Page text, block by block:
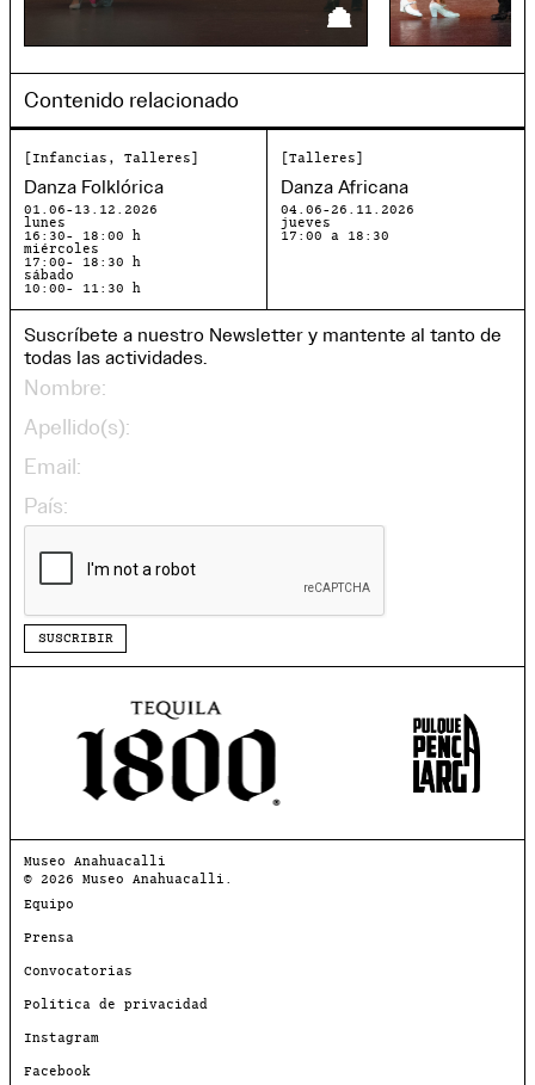
Contenido relacionado
Infancias, Talleres
Danza Folklórica
01.06-13.12.2026
lunes
16:30- 18:00 h
miércoles
17:00- 18:30 h
sábado
10:00- 11:30 h
Talleres
Danza Africana
04.06-26.11.2026
jueves
17:00 a 18:30
Suscríbete a nuestro Newsletter y mantente al tanto de
todas las actividades.
SUSCRIBIR
Museo Anahuacalli
© 2026 Museo Anahuacalli.
Equipo
Prensa
Convocatorias
Política de privacidad
Instagram
Facebook